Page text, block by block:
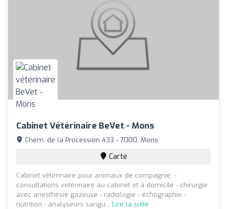
Cabinet Vétérinaire BeVet - Mons
Chem. de la Procession 433 - 7000, Mons
Carte
Cabinet vétérinaire pour animaux de compagnie. -
consultations vétérinaire au cabinet et à domicile - chirurgie
avec anesthésie gazeuse - radiologie - échographie -
nutrition - analyseurs sangu... Lire la suite